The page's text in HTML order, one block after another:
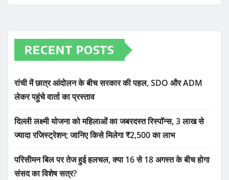
RECENT POSTS
रांची में छात्र आंदोलन के बीच सरकार की पहल, SDO और ADM
लेकर पहुंचे वार्ता का प्रस्ताव
दिल्ली लक्ष्मी योजना को महिलाओं का जबरदस्त रिस्पॉन्स, 3 लाख से
ज्यादा रजिस्ट्रेशन; जानिए किसे मिलेगा ₹2,500 का लाभ
परिसीमन बिल पर तेज हुई हलचल, क्या 16 से 18 अगस्त के बीच होगा
संसद का विशेष सत्र?